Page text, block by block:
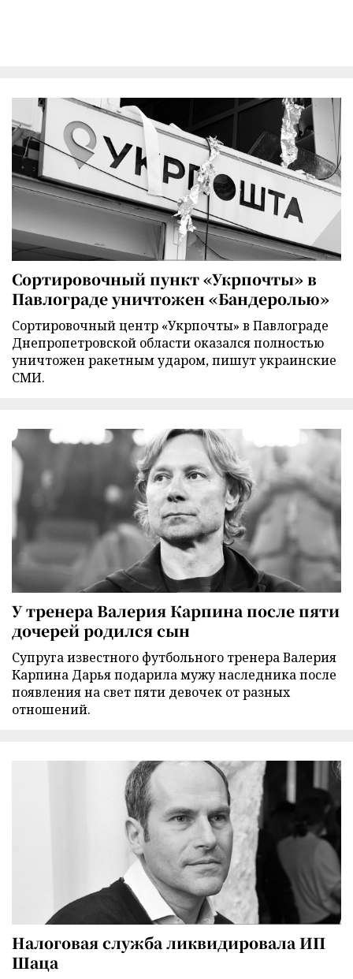
Сортировочный пункт «Укрпочты» в
Павлограде уничтожен «Бандеролью»
Сортировочный центр «Укрпочты» в Павлограде
Днепропетровской области оказался полностью
уничтожен ракетным ударом, пишут украинские
СМИ.
У тренера Валерия Карпина после пяти
дочерей родился сын
Супруга известного футбольного тренера Валерия
Карпина Дарья подарила мужу наследника после
появления на свет пяти девочек от разных
отношений.
Налоговая служба ликвидировала ИП
Шаца